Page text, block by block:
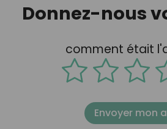
Donnez-nous
comment était
Envoyer mon